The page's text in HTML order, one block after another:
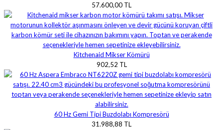
57.600,00 TL
Kitchenaid Mikser Kömürü
902,52 TL
60 Hz Gemi Tipi Buzdolabı Kompresörü
31.988,88 TL